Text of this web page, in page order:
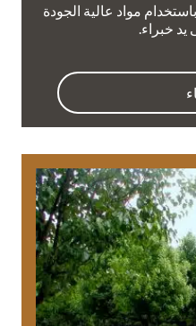
مواد عالية الجودة
خبراء.